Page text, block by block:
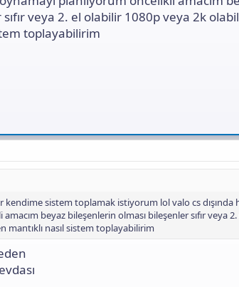
ı
n
ı
K
sıfır veya 2. el olabilir 1080p veya 2k
toplayabilirim
kendime sistem toplamak istiyorum lol valo cs dışında
beyaz bileşenlerin olması bileşenler sıfır veya
mantıklı nasıl sistem toplayabilirim